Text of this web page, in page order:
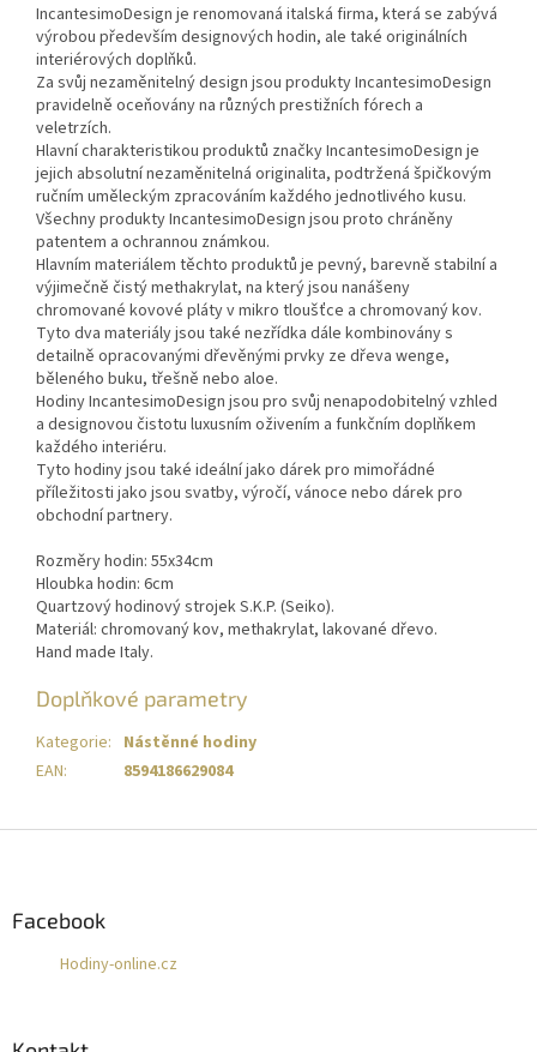
IncantesimoDesign je renomovaná italská firma, která se zabývá
výrobou především designových hodin, ale také originálních
interiérových doplňků.
Za svůj nezaměnitelný design jsou produkty IncantesimoDesign
pravidelně oceňovány na různých prestižních fórech a
veletrzích.
Hlavní charakteristikou produktů značky IncantesimoDesign je
jejich absolutní nezaměnitelná originalita, podtržená špičkovým
ručním uměleckým zpracováním každého jednotlivého kusu.
Všechny produkty IncantesimoDesign jsou proto chráněny
patentem a ochrannou známkou.
Hlavním materiálem těchto produktů je pevný, barevně stabilní a
výjimečně čistý methakrylat, na který jsou nanášeny
chromované kovové pláty v mikro tloušťce a chromovaný kov.
Tyto dva materiály jsou také nezřídka dále kombinovány s
detailně opracovanými dřevěnými prvky ze dřeva wenge,
běleného buku, třešně nebo aloe.
Hodiny IncantesimoDesign jsou pro svůj nenapodobitelný vzhled
a designovou čistotu luxusním oživením a funkčním doplňkem
každého interiéru.
Tyto hodiny jsou také ideální jako dárek pro mimořádné
příležitosti jako jsou svatby, výročí, vánoce nebo dárek pro
obchodní partnery.
Rozměry hodin: 55x34cm
Hloubka hodin: 6cm
Quartzový hodinový strojek S.K.P. (Seiko).
Materiál: chromovaný kov, methakrylat, lakované dřevo.
Hand made Italy.
Doplňkové parametry
Kategorie: Nástěnné hodiny
EAN: 8594186629084
Facebook
Hodiny-online.cz